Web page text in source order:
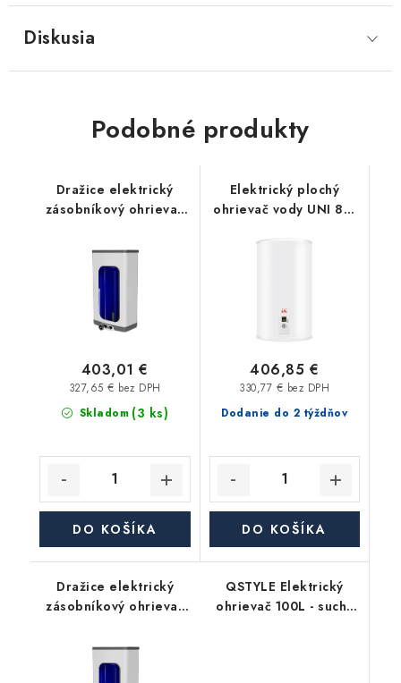
Diskusia
Podobné produkty
Dražice elektrický
zásobníkový ohrievač
ONE/E 80 - plochý,
závesný, zvislý
Skladom (3 ks)
327,65 € bez DPH
403,01 €
DO KOŠÍKA
Elektrický plochý
ohrievač vody UNI 80,
ohrievacie telesá
Dodanie do 2 týždňov
330,77 € bez DPH
406,85 €
DO KOŠÍKA
Dražice elektrický
zásobníkový ohrievač
ONE/E 100 - plochý,
závesný, zvislý
QSTYLE Elektrický
ohrievač 100L - suchý